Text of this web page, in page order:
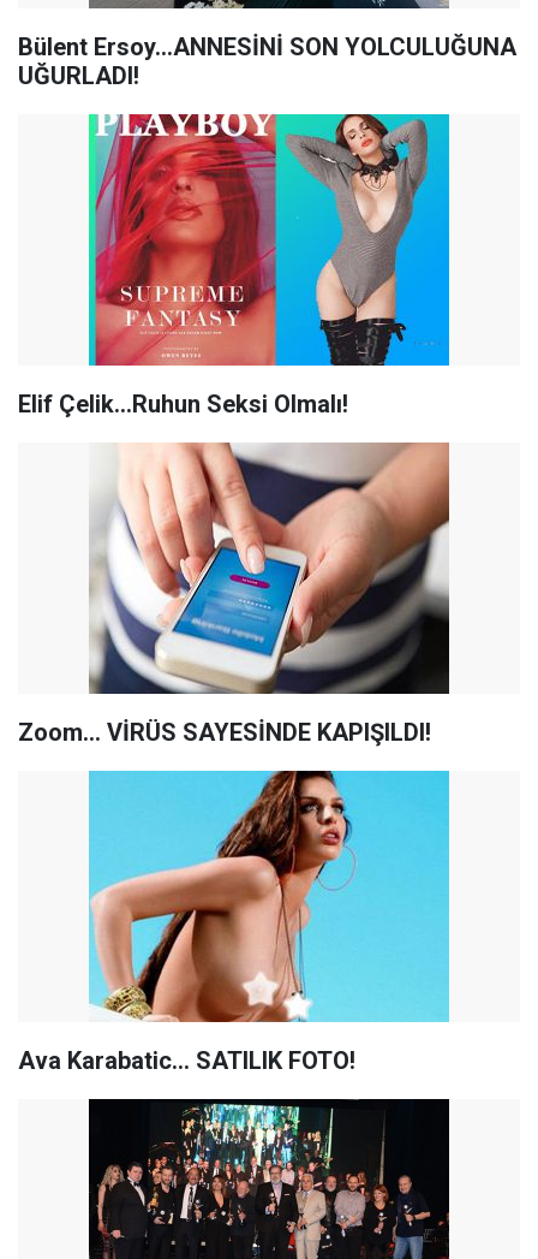
Bülent Ersoy...ANNESİNİ SON YOLCULUĞUNA
UĞURLADI!
Elif Çelik...Ruhun Seksi Olmalı!
Zoom... VİRÜS SAYESİNDE KAPIŞILDI!
Ava Karabatic... SATILIK FOTO!